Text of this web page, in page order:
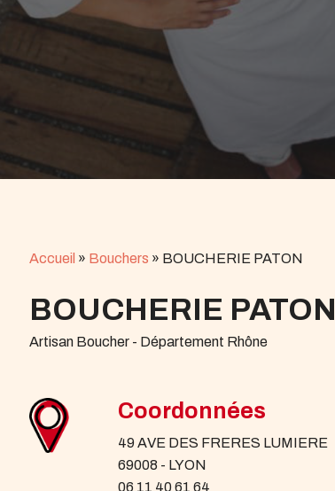
Accueil » Bouchers » BOUCHERIE PATON
BOUCHERIE PATON
Artisan Boucher - Département Rhône
Coordonnées
49 AVE DES FRERES LUMIERE
69008 - LYON
06 11 40 61 64